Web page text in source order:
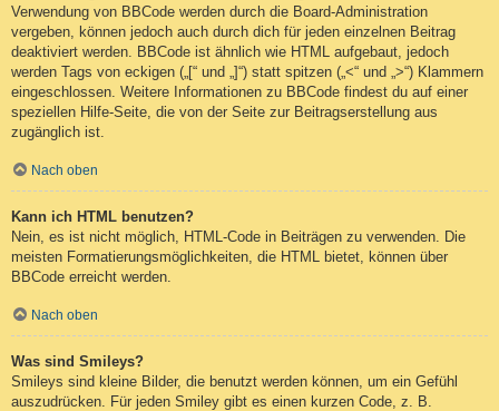
Verwendung von BBCode werden durch die Board-Administration
vergeben, können jedoch auch durch dich für jeden einzelnen Beitrag
deaktiviert werden. BBCode ist ähnlich wie HTML aufgebaut, jedoch
werden Tags von eckigen („[“ und „]“) statt spitzen („<“ und „>“) Klammern
eingeschlossen. Weitere Informationen zu BBCode findest du auf einer
speziellen Hilfe-Seite, die von der Seite zur Beitragserstellung aus
zugänglich ist.
Nach oben
Kann ich HTML benutzen?
Nein, es ist nicht möglich, HTML-Code in Beiträgen zu verwenden. Die
meisten Formatierungsmöglichkeiten, die HTML bietet, können über
BBCode erreicht werden.
Nach oben
Was sind Smileys?
Smileys sind kleine Bilder, die benutzt werden können, um ein Gefühl
auszudrücken. Für jeden Smiley gibt es einen kurzen Code, z. B.